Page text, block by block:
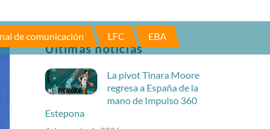
de comunicación LFC EBA
Últimas noticias
La pívot Tinara Moore
regresa a España de la
mano de Impulso 360
Estepona